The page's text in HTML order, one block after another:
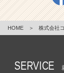
HOME ＞ 株式会社
SERVICE